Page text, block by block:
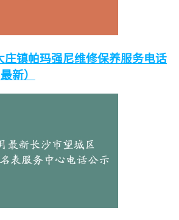
庄镇帕玛强尼维修保养服务电话
新）